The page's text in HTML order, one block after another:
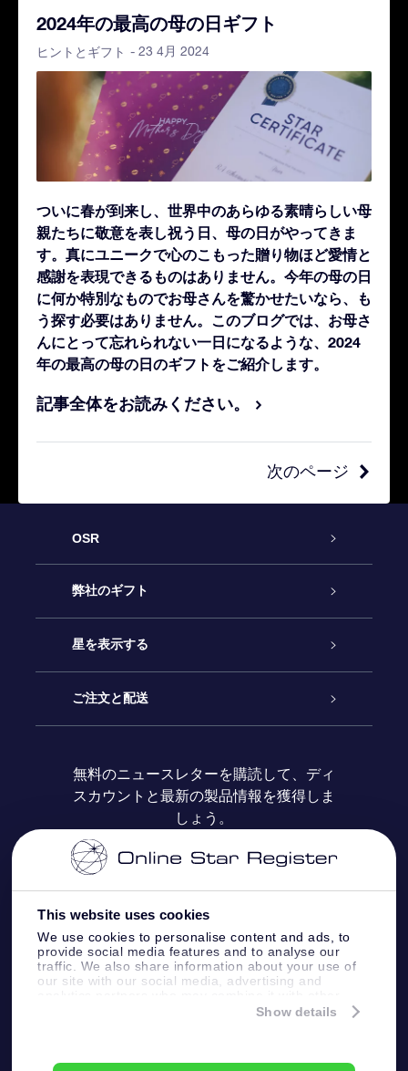
This website uses cookies
We use cookies to personalise content and ads, to
provide social media features and to analyse our
traffic. We also share information about your use of
our site with our social media, advertising and
information that you’ve provided to them or that
Show details
2024年の最高の母の日ギフト
ヒントとギフト - 23 4月 2024
ついに春が到来し、世界中のあらゆる素晴らしい母
親たちに敬意を表し祝う日、母の日がやってきま
す。真にユニークで心のこもった贈り物ほど愛情と
感謝を表現できるものはありません。今年の母の日
に何か特別なものでお母さんを驚かせたいなら、も
う探す必要はありません。このブログでは、お母さ
んにとって忘れられない一日になるような、2024
年の最高の母の日のギフトをご紹介します。
記事全体をお読みください。
次のページ
OSR
カスタマーサービス
お問い合わせ
ブログ
レビュー
弊社のギフト
Online Starギフト
OSRギフトパック
OSR ギフトカード
法人ギフト
星を表示する
星の登録
カスタマイズされたStar Page
One Million Stars
OSR Starsaver
星間飛行VRアプリ
ご注文と配送
お支払いに関する情報
配送に関する情報
返品ポリシ
星座
無料のニュースレターを購読して、ディ
スカウントと最新の製品情報を獲得しま
しょう。